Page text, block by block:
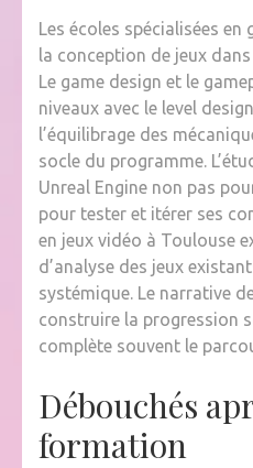
Les écoles spécialisées
la conception de jeux
Le game design et le
niveaux avec le level
l’équilibrage des
socle du programme.
Unreal Engine non pas
pour tester et itérer ses
en jeux vidéo à Toulouse
d’analyse des jeux
systémique. Le narrative
construire la progression
complète souvent le
Débouchés
formation